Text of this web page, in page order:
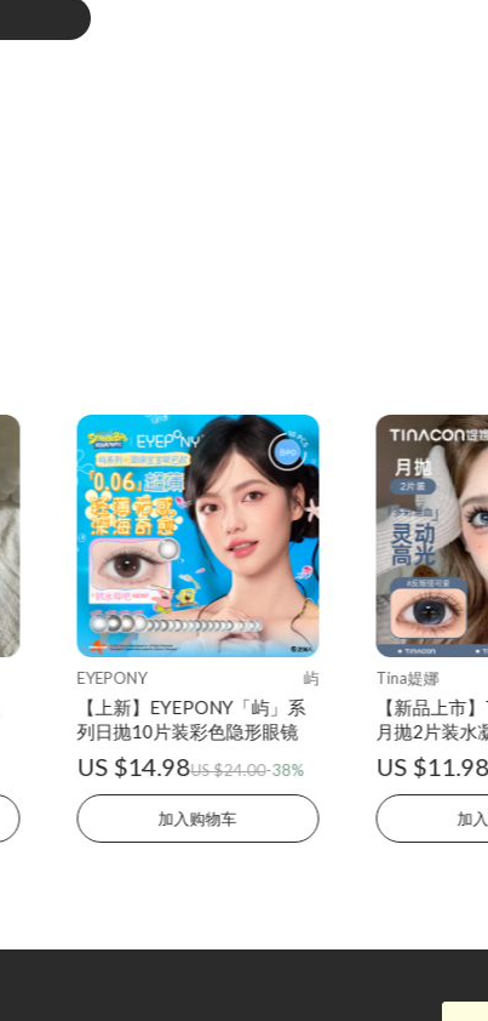
EYEPONY 屿
【上新】EYEPONY「屿」系
列日抛10片装彩色隐形眼镜
US $14.98US $24.00-38%
加入购物车
Tina媞娜
【新品上市
月抛2片装水
镜
US
加